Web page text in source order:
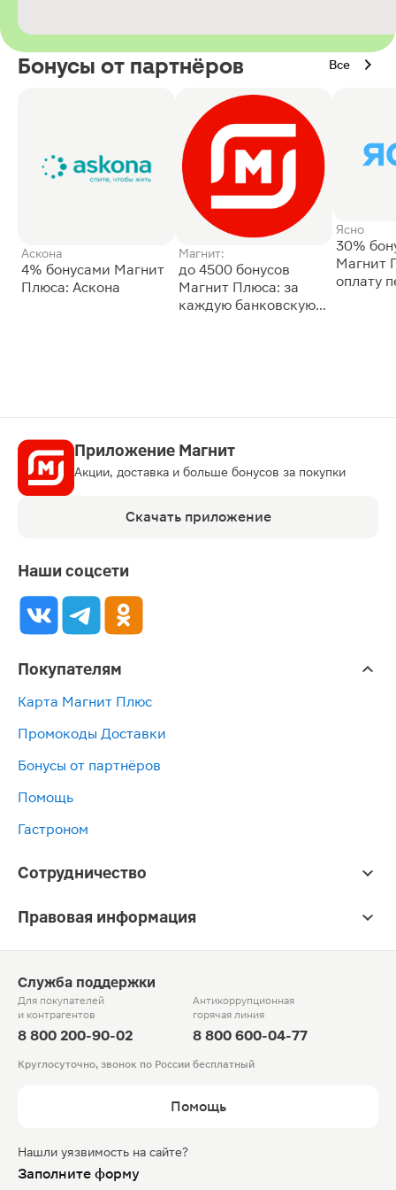
Бонусы от партнёров Все
Аскона
4% бонусами Магнит
Плюса: Аскона
Магнит:
до 4500 бонусов
Магнит Плюса: за
каждую банковскую
Ясно
30%
Магнит
оплату
Приложение Магнит
Акции, доставка и больше бонусов за покупки
Скачать приложение
Наши соцсети
Покупателям
Карта Магнит Плюс
Промокоды Доставки
Бонусы от партнёров
Помощь
Гастроном
Сотрудничество
Правовая информация
Служба поддержки
Для покупателей
и контрагентов
8 800 200-90-02
Антикоррупционная
горячая линия
8 800 600-04-77
Круглосуточно, звонок по России бесплатный
Помощь
Нашли уязвимость на сайте?
Заполните форму